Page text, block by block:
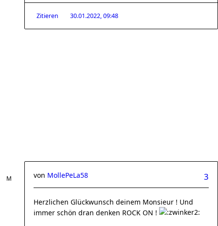
Zitieren 30.01.2022, 09:48
3
von MollePeLa58
Herzlichen Glückwunsch deinem Monsieur ! Und
immer schön dran denken ROCK ON !